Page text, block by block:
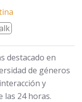
destacado en
de géneros
y
las 24 horas.